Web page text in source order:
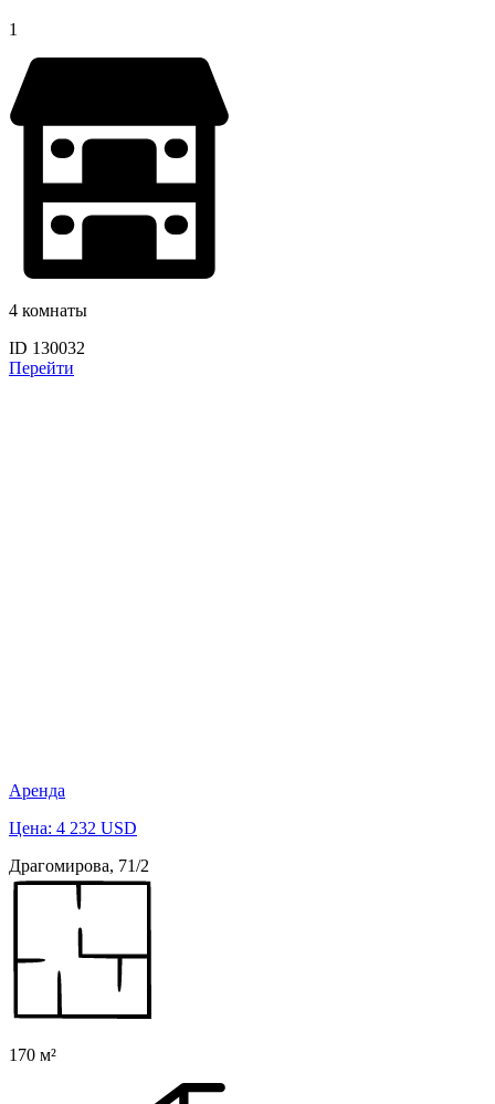
1
4 комнаты
ID 130032
Перейти
Аренда
Цена: 4 232 USD
Драгомирова, 71/2
170 м²